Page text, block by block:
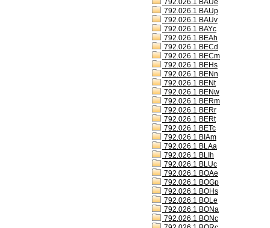
792.026.1 BAUe
792.026.1 BAUp
792.026.1 BAUv
792.026.1 BAYc
792.026.1 BEAh
792.026.1 BECd
792.026.1 BECm
792.026.1 BEHs
792.026.1 BENn
792.026.1 BENt
792.026.1 BENw
792.026.1 BERm
792.026.1 BERr
792.026.1 BERt
792.026.1 BETc
792.026.1 BIAm
792.026.1 BLAa
792.026.1 BLIh
792.026.1 BLUc
792.026.1 BOAe
792.026.1 BOGp
792.026.1 BOHs
792.026.1 BOLe
792.026.1 BONa
792.026.1 BONc